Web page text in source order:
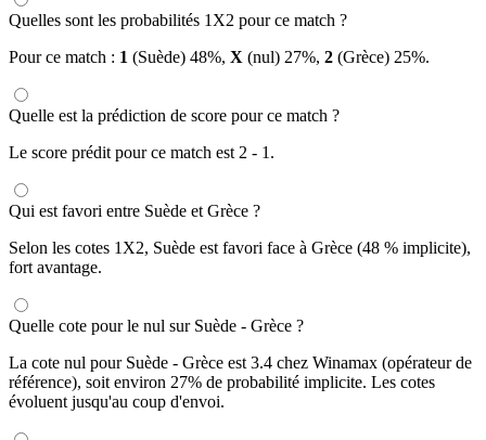
Quelles sont les probabilités 1X2 pour ce match ?
Pour ce match : 1 (Suède) 48%, X (nul) 27%, 2 (Grèce) 25%.
Quelle est la prédiction de score pour ce match ?
Le score prédit pour ce match est 2 - 1.
Qui est favori entre Suède et Grèce ?
Selon les cotes 1X2, Suède est favori face à Grèce (48 % implicite),
fort avantage.
Quelle cote pour le nul sur Suède - Grèce ?
La cote nul pour Suède - Grèce est 3.4 chez Winamax (opérateur de
référence), soit environ 27% de probabilité implicite. Les cotes
évoluent jusqu'au coup d'envoi.